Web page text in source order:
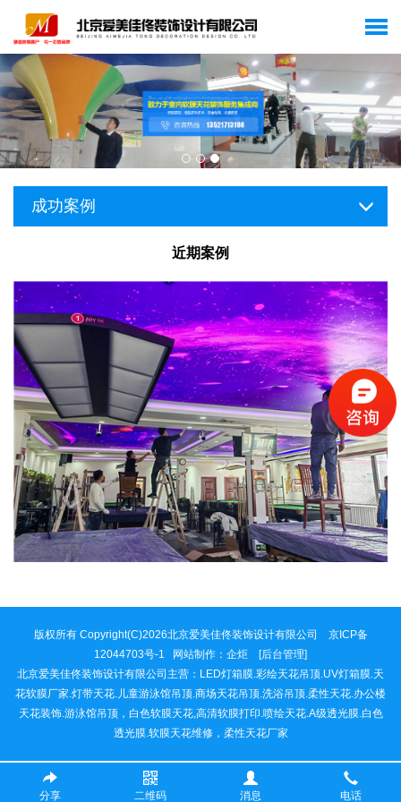
成功案例
近期案例
版权所有 Copyright(C)2026北京爱美佳佟装饰设计有限公司 京ICP备
12044703号-1 网站制作： 企炬
[后台管理]
北京爱美佳佟装饰设计有限公司主营：LED灯箱膜.彩绘天花吊顶.UV灯箱膜.天
花软膜厂家.灯带天花.儿童游泳馆吊顶.商场天花吊顶.洗浴吊顶.柔性天花.办公楼
天花装饰.游泳馆吊顶，白色软膜天花,高清软膜打印.喷绘天花.A级透光膜.白色
透光膜.软膜天花维修，柔性天花厂家
分享 二维码 消息 电话